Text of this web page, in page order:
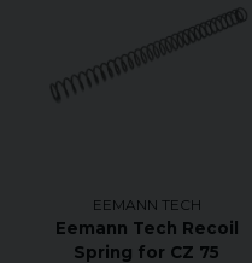
EEMANN TECH
Eemann Tech Recoil
Spring for CZ 75
Kompatibel med: